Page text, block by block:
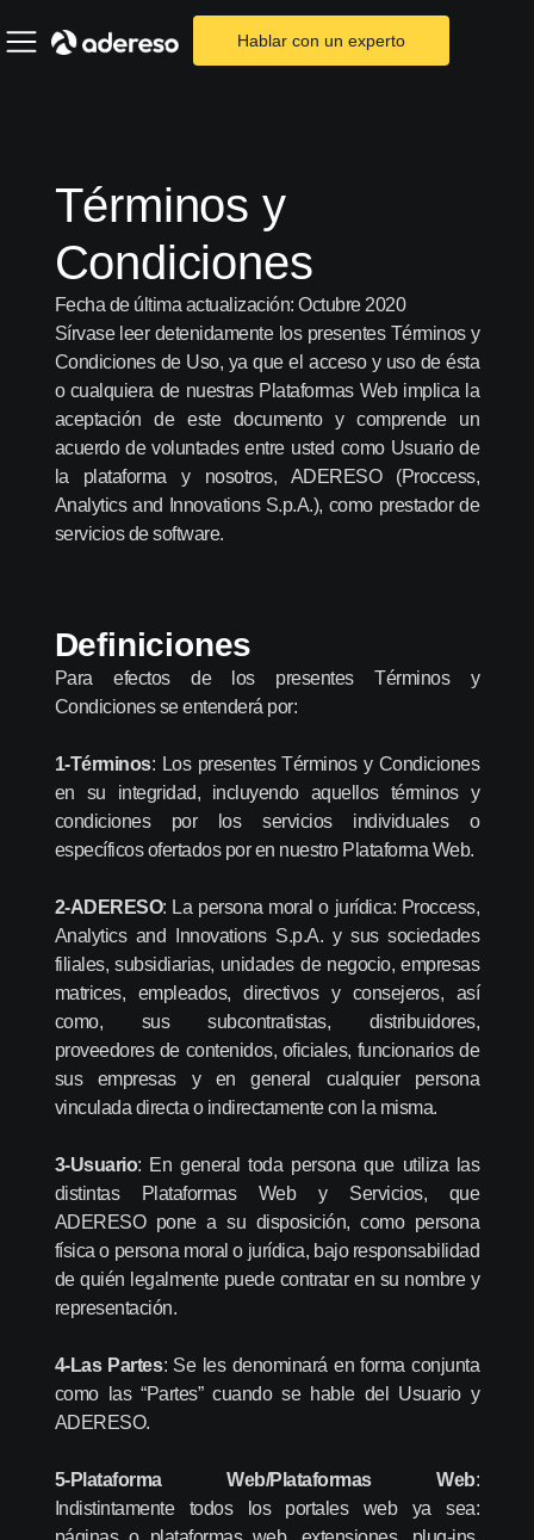
Hablar con un experto
Términos y
Condiciones
Fecha de última actualización: Octubre 2020
Sírvase leer detenidamente los presentes Términos y
Condiciones de Uso, ya que el acceso y uso de ésta
o cualquiera de nuestras Plataformas Web implica la
aceptación de este documento y comprende un
acuerdo de voluntades entre usted como Usuario de
la plataforma y nosotros, ADERESO (Proccess,
Analytics and Innovations S.p.A.), como prestador de
servicios de software.
Definiciones
Para efectos de los presentes Términos y
Condiciones se entenderá por:
1-Términos: Los presentes Términos y Condiciones
en su integridad, incluyendo aquellos términos y
condiciones por los servicios individuales o
específicos ofertados por en nuestro Plataforma Web.
2-ADERESO: La persona moral o jurídica: Proccess,
Analytics and Innovations S.p.A. y sus sociedades
filiales, subsidiarias, unidades de negocio, empresas
matrices, empleados, directivos y consejeros, así
como, sus subcontratistas, distribuidores,
proveedores de contenidos, oficiales, funcionarios de
sus empresas y en general cualquier persona
vinculada directa o indirectamente con la misma.
3-Usuario: En general toda persona que utiliza las
distintas Plataformas Web y Servicios, que
ADERESO pone a su disposición, como persona
física o persona moral o jurídica, bajo responsabilidad
de quién legalmente puede contratar en su nombre y
representación.
4-Las Partes: Se les denominará en forma conjunta
como las “Partes” cuando se hable del Usuario y
ADERESO.
5-Plataforma Web/Plataformas Web:
Indistintamente todos los portales web ya sea: